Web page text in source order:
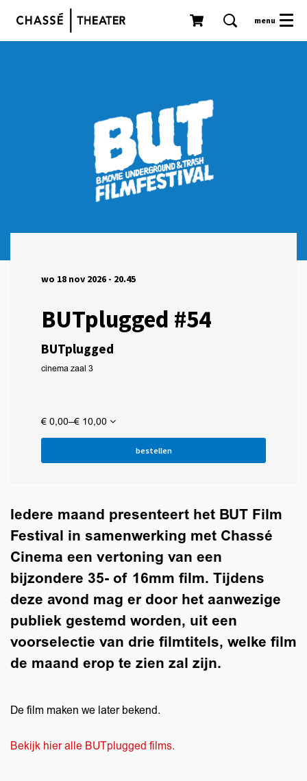
menu
BUTplugged #54
BUTplugged
wo 18 nov 2026 - 20.45
cinema zaal 3
€ 0,00–€ 10,00
bestellen
Iedere maand presenteert het BUT Film
Festival in samenwerking met Chassé
Cinema een vertoning van een
bijzondere 35- of 16mm film. Tijdens
deze avond mag er door het aanwezige
publiek gestemd worden, uit een
voorselectie van drie filmtitels, welke film
de maand erop te zien zal zijn.
De film maken we later bekend.
Bekijk hier alle BUTplugged films.